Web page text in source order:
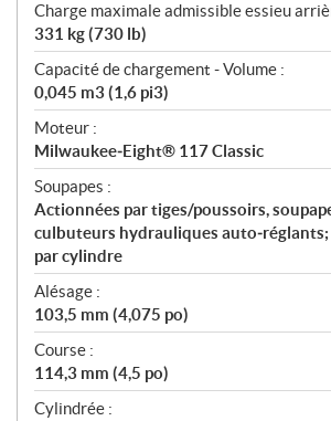
Charge maximale admissible essieu
331 kg (730 lb)
Capacité de chargement - Volume :
0,045 m3 (1,6 pi3)
Moteur :
Milwaukee‑Eight® 117 Classic
Soupapes :
Actionnées par tiges/poussoirs,
culbuteurs hydrauliques auto‑réglants;
par cylindre
Alésage :
103,5 mm (4,075 po)
Course :
114,3 mm (4,5 po)
Cylindrée :